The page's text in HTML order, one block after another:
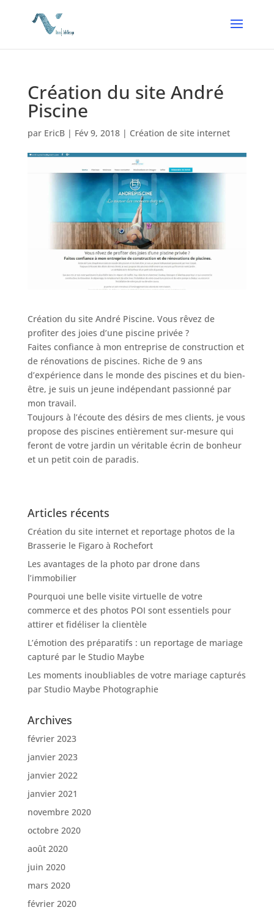
Création du site André
Piscine
par EricB| Fév 9, 2018| Création de site internet
Création du site André Piscine. Vous rêvez de
profiter des joies d’une piscine privée ?
Faites confiance à mon entreprise de construction et
de rénovations de piscines. Riche de 9 ans
d’expérience dans le monde des piscines et du bien-
être, je suis un jeune indépendant passionné par
mon travail.
Toujours à l’écoute des désirs de mes clients, je vous
propose des piscines entièrement sur-mesure qui
feront de votre jardin un véritable écrin de bonheur
et un petit coin de paradis.
Articles récents
Création du site internet et reportage photos de la
Brasserie le Figaro à Rochefort
Les avantages de la photo par drone dans
l’immobilier
Pourquoi une belle visite virtuelle de votre
commerce et des photos POI sont essentiels pour
attirer et fidéliser la clientèle
L’émotion des préparatifs : un reportage de mariage
capturé par le Studio Maybe
Les moments inoubliables de votre mariage capturés
par Studio Maybe Photographie
Archives
février 2023
janvier 2023
janvier 2022
janvier 2021
novembre 2020
octobre 2020
août 2020
juin 2020
mars 2020
février 2020